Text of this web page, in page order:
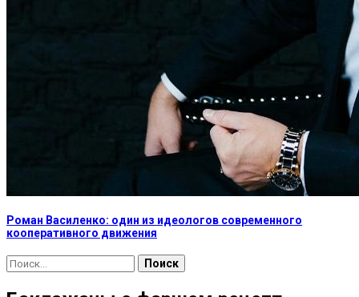
Роман Василенко: один из идеологов современного
кооперативного движения
Найти: